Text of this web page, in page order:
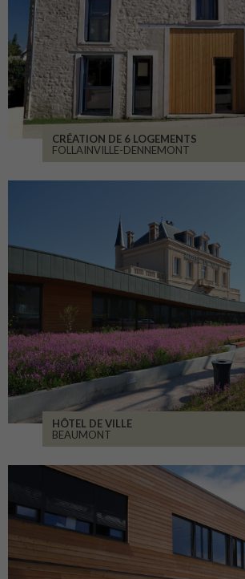
CRÉATION DE 6 LOGEMENTS
FOLLAINVILLE-DENNEMONT
HÔTEL DE VILLE
BEAUMONT